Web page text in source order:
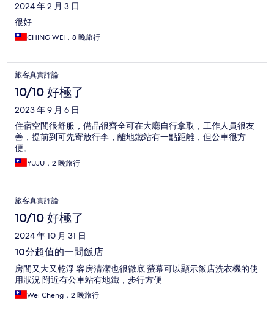
2024 年 2 月 3 日
很好
CHING WEI，8 晚旅行
旅客真實評論
10/10 好極了
2023 年 9 月 6 日
住宿空間很舒服，備品很齊全可在大廳自行拿取，工作人員很友
善，提前到可先寄放行李，離地鐵站有一點距離，但公車很方
便。
YUJU，2 晚旅行
旅客真實評論
10/10 好極了
2024 年 10 月 31 日
10分超值的一間飯店
房間又大又乾淨 客房清潔也很徹底 螢幕可以顯示飯店洗衣機的使
用狀況 附近有公車站有地鐵，步行方便
Wei Cheng，2 晚旅行